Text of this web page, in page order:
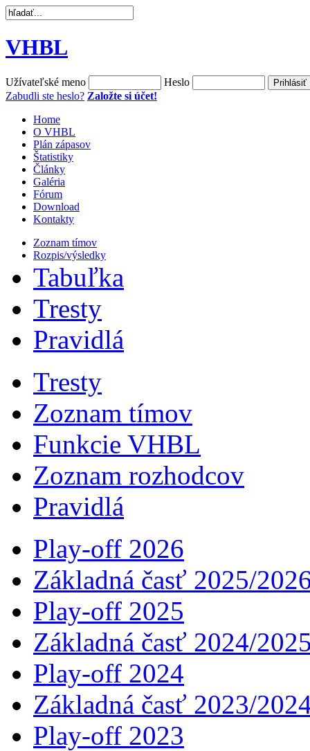
VHBL
Užívateľské meno
Heslo
Zabudli ste heslo? Založte si účet!
Home
O VHBL
Plán zápasov
Štatistiky
Články
Galéria
Fórum
Download
Kontakty
Zoznam tímov
Rozpis/výsledky
Tabuľka
Tresty
Pravidlá
Tresty
Zoznam tímov
Funkcie VHBL
Zoznam rozhodcov
Pravidlá
Play-off 2026
Základná časť 2025/
Play-off 2025
Základná časť 2024/
Play-off 2024
Základná časť 2023/
Play-off 2023